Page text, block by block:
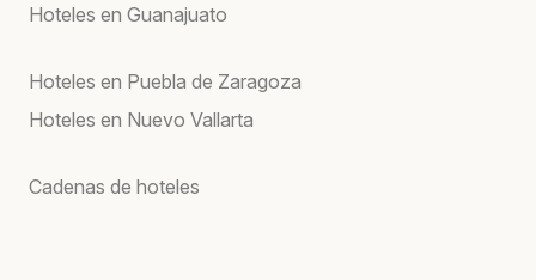
Hoteles en Guanajuato
Hoteles en Puebla de Zaragoza
Hoteles en Nuevo Vallarta
Cadenas de hoteles